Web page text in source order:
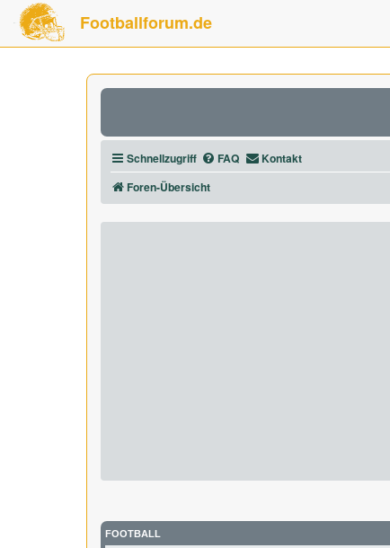
Footballforum.de
Schnellzugriff FAQ Kontakt
Foren-Übersicht
FOOTBALL